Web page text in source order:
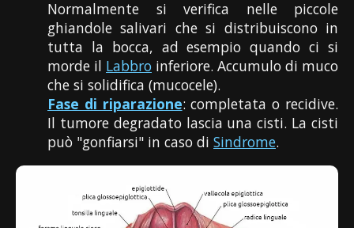
Normalmente si verifica nelle piccole
ghiandole salivari che si distribuiscono in
tutta la bocca, ad esempio quando ci si
morde il Labbro inferiore. Accumulo di muco
che si solidifica (mucocele).
Fase di riparazione: completata o recidive.
Il tumore degradato lascia una cisti. La cisti
può "gonfiarsi" in caso di Sindrome.